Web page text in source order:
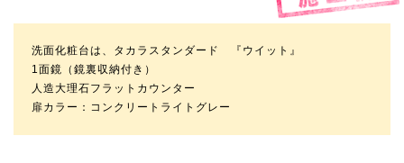
洗面化粧台は、タカラスタンダード 『ウイット』
1面鏡（鏡裏収納付き）
人造大理石フラットカウンター
扉カラー：コンクリートライトグレー